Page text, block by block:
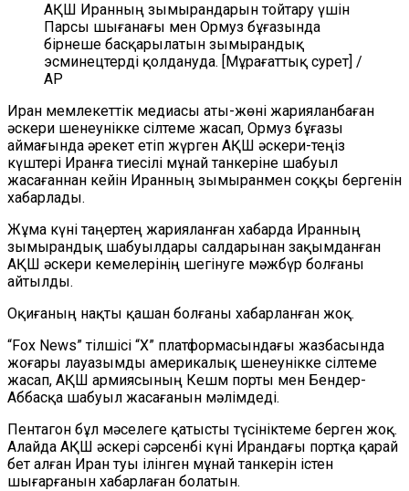
АҚШ Иранның зымырандарын тойтару үшін
Парсы шығанағы мен Ормуз бұғазында
бірнеше басқарылатын зымырандық
эсминецтерді қолдануда. [Мұрағаттық сурет] /
AP
Иран мемлекеттік медиасы аты-жөні жарияланбаған
әскери шенеунікке сілтеме жасап, Ормуз бұғазы
аймағында әрекет етіп жүрген АҚШ әскери-теңіз
күштері Иранға тиесілі мұнай танкеріне шабуыл
жасағаннан кейін Иранның зымыранмен соққы бергенін
хабарлады.
Жұма күні таңертең жарияланған хабарда Иранның
зымырандық шабуылдары салдарынан зақымданған
АҚШ әскери кемелерінің шегінуге мәжбүр болғаны
айтылды.
Оқиғаның нақты қашан болғаны хабарланған жоқ.
“Fox News”тілшісі “X” платформасындағы жазбасында
жоғары лауазымды америкалық шенеунікке сілтеме
жасап, АҚШ армиясының Кешм порты мен Бендер-
Аббасқа шабуыл жасағанын мәлімдеді.
Пентагон бұл мәселеге қатысты түсініктеме берген жоқ.
Алайда АҚШ әскері сәрсенбі күні Ирандағы портқа қарай
бет алған Иран туы ілінген мұнай танкерін істен
шығарғанын хабарлаған болатын.